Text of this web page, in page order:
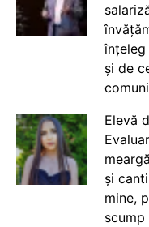
și de
Elevă
și
mine,